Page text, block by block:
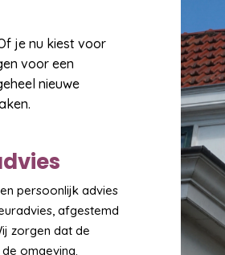
je nu kiest voor
voor een
nieuwe
persoonlijk advies
afgestemd
zorgen dat de
omgeving.